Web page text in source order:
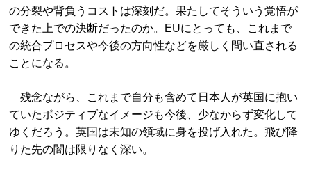
の分裂や背負うコストは深刻だ。果たしてそういう覚悟が
できた上での決断だったのか。EUにとっても、これまで
の統合プロセスや今後の方向性などを厳しく問い直される
ことになる。
残念ながら、これまで自分も含めて日本人が英国に抱い
ていたポジティブなイメージも今後、少なからず変化して
ゆくだろう。英国は未知の領域に身を投げ入れた。飛び降
りた先の闇は限りなく深い。